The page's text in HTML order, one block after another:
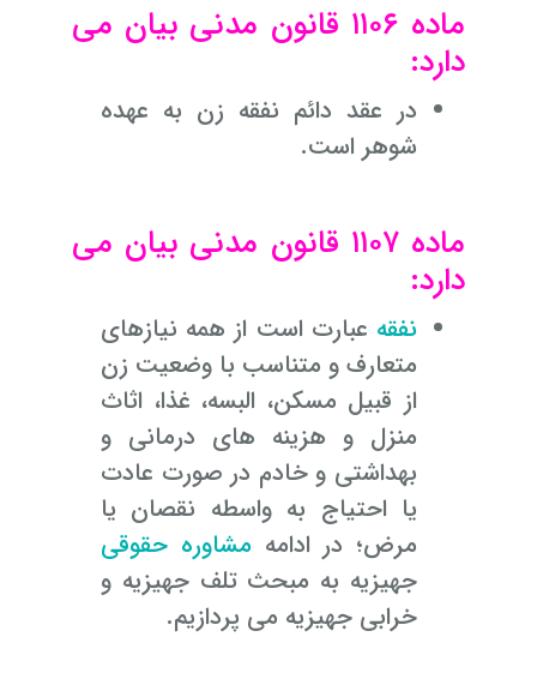
ماده ۱۱۰۶ قانون مدنی بیان می
دارد:
در عقد دائم نفقه زن به عهده
شوهر است.
ماده ۱۱۰۷ قانون مدنی بیان می
دارد:
نفقه عبارت است از همه نیازهای
متعارف و متناسب با وضعیت زن
از قبیل مسکن، البسه، غذا، اثاث
منزل و هزینه های درمانی و
بهداشتی و خادم در صورت عادت
یا احتیاج به واسطه نقصان یا
مرض؛ در ادامه مشاوره حقوقی
جهیزیه به مبحث تلف جهیزیه و
خرابی جهیزیه می پردازیم.